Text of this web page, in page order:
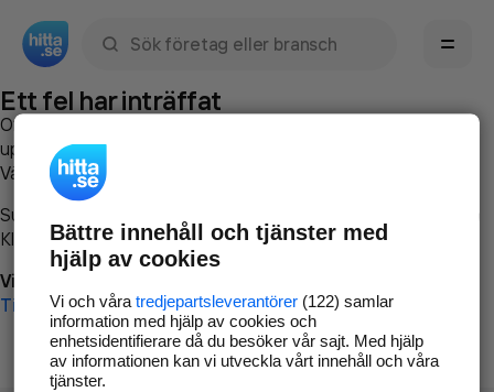
Ett fel har inträffat
Om du vill kan du
uppstod så att vi lättare och snabbare kan avhjälpa det.
Vänligen försök med följande:
Surfa till
Klicka påTillbaka-knappen i webbläsaren och försök igen
Vi beklagar besväret!
Till startsidan
Bättre innehåll och tjänster med
hjälp av cookies
Vi och våra tredjepartsleverantörer(122) samlar
information med hjälp av cookies och
enhetsidentifierare då du besöker vår sajt. Med hjälp
av informationen kan vi utveckla vårt innehåll och våra
tjänster.